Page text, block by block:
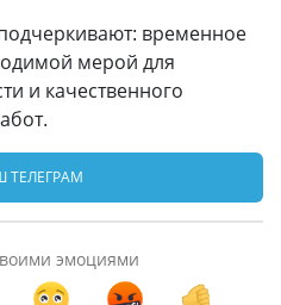
временное
мерой для
и качественного
ТЕЛЕГРАМ
эмоциями